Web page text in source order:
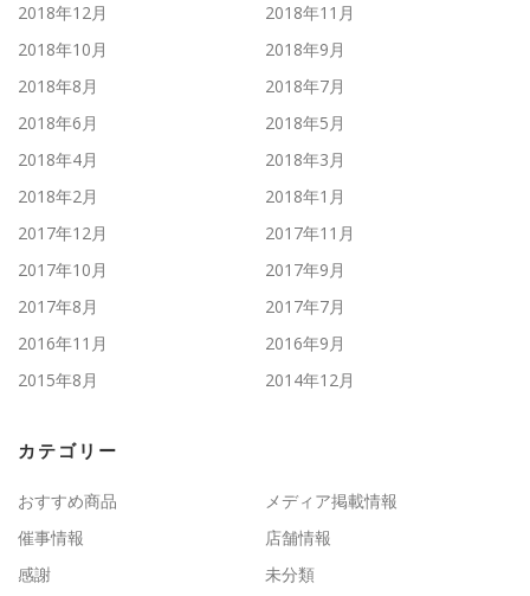
2018年12月
2018年11月
2018年10月
2018年9月
2018年8月
2018年7月
2018年6月
2018年5月
2018年4月
2018年3月
2018年2月
2018年1月
2017年12月
2017年11月
2017年10月
2017年9月
2017年8月
2017年7月
2016年11月
2016年9月
2015年8月
2014年12月
カテゴリー
おすすめ商品
メディア掲載情報
催事情報
店舗情報
感謝
未分類